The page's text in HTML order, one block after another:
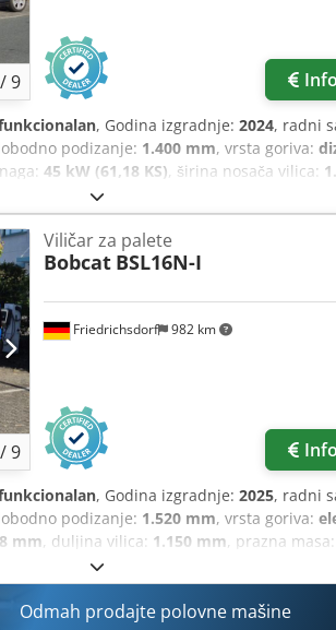
/9
, Godina izgradnje: 2024, radni
podizanje: 1.400 mm, vrsta goriva:
45 kW (61,18 KS), širina nosača vilica:
, ukupna dužina:
/9
Friedrichsdorf 982 km
Viličar za palete
Bobcat BSL16N-I
, Godina izgradnje: 2025, radni
podizanje: 1.520 mm, vrsta goriva:
mm, duljina vilica: 1.150 mm, prazna masa:
, širina gradnje:
Odmah prodajte polovne mašine